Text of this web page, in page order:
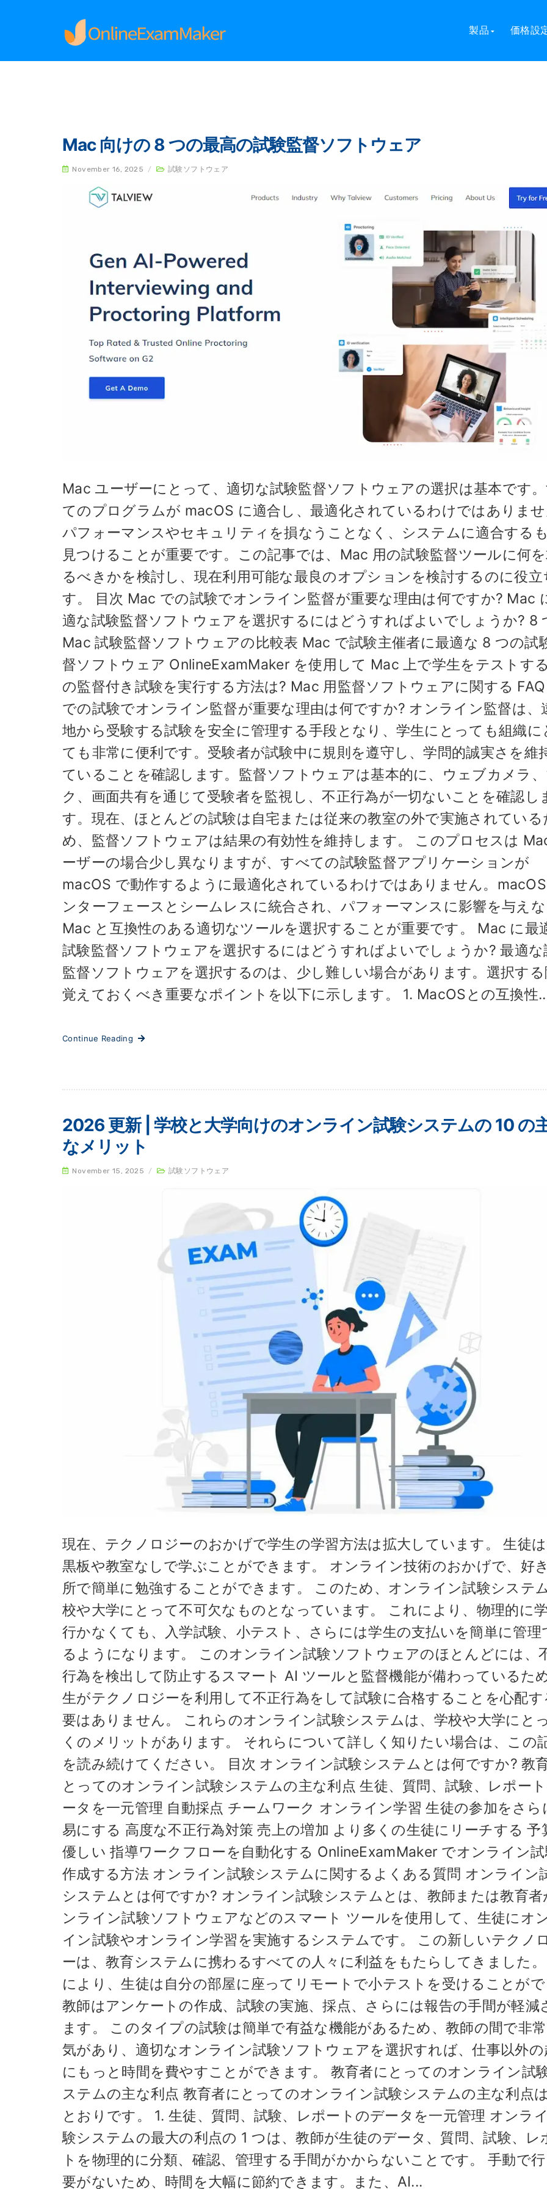
製品 価格設
Home
Mac 向けの 8 つの最高の試験監督ソフトウェア
November 16, 2025 / 試験ソフトウェア
Mac ユーザーにとって、適切な試験監督ソフトウェアの選択は基本です
てのプログラムが macOS に適合し、最適化されているわけではありま
パフォーマンスやセキュリティを損なうことなく、システムに適合する
見つけることが重要です。この記事では、Mac 用の試験監督ツールに何
るべきかを検討し、現在利用可能な最良のオプションを検討するのに役立
す。 目次 Mac での試験でオンライン監督が重要な理由は何ですか? Mac
適な試験監督ソフトウェアを選択するにはどうすればよいでしょうか? 8
Mac 試験監督ソフトウェアの比較表 Mac で試験主催者に最適な 8 つの試
督ソフトウェア OnlineExamMaker を使用して Mac 上で学生をテストす
の監督付き試験を実行する方法は? Mac 用監督ソフトウェアに関する
での試験でオンライン監督が重要な理由は何ですか? オンライン監督は、
地から受験する試験を安全に管理する手段となり、学生にとっても組織に
ても非常に便利です。受験者が試験中に規則を遵守し、学問的誠実さを維
ていることを確認します。監督ソフトウェアは基本的に、ウェブカメラ
ク、画面共有を通じて受験者を監視し、不正行為が一切ないことを確認し
す。現在、ほとんどの試験は自宅または従来の教室の外で実施されている
め、監督ソフトウェアは結果の有効性を維持します。 このプロセスは
ーザーの場合少し異なりますが、すべての試験監督アプリケーションが
macOS で動作するように最適化されているわけではありません。
ンターフェースとシームレスに統合され、パフォーマンスに影響を与え
Mac と互換性のある適切なツールを選択することが重要です。 Mac に最
試験監督ソフトウェアを選択するにはどうすればよいでしょうか? 最適な
監督ソフトウェアを選択するのは、少し難しい場合があります。選択す
覚えておくべき重要なポイントを以下に示します。 1. MacOSとの互換性
Continue Reading
2026 更新 | 学校と大学向けのオンライン試験システムの 10 の
なメリット
November 15, 2025 / 試験ソフトウェア
現在、テクノロジーのおかげで学生の学習方法は拡大しています。 生徒
黒板や教室なしで学ぶことができます。 オンライン技術のおかげで、好
所で簡単に勉強することができます。 このため、オンライン試験システ
校や大学にとって不可欠なものとなっています。 これにより、物理的に
行かなくても、入学試験、小テスト、さらには学生の支払いを簡単に管理
るようになります。 このオンライン試験ソフトウェアのほとんどには、
行為を検出して防止するスマート AI ツールと監督機能が備わっているた
生がテクノロジーを利用して不正行為をして試験に合格することを心配す
要はありません。 これらのオンライン試験システムは、学校や大学にと
くのメリットがあります。 それらについて詳しく知りたい場合は、この
を読み続けてください。 目次 オンライン試験システムとは何ですか? 教
とってのオンライン試験システムの主な利点 生徒、質問、試験、レポー
ータを一元管理 自動採点 チームワーク オンライン学習 生徒の参加をさら
易にする 高度な不正行為対策 売上の増加 より多くの生徒にリーチする 予
優しい 指導ワークフローを自動化する OnlineExamMaker でオンライン
作成する方法 オンライン試験システムに関するよくある質問 オンライン
システムとは何ですか? オンライン試験システムとは、教師または教育者
ンライン試験ソフトウェアなどのスマート ツールを使用して、生徒にオ
イン試験やオンライン学習を実施するシステムです。 この新しいテクノ
ーは、教育システムに携わるすべての人々に利益をもたらしてきました
により、生徒は自分の部屋に座ってリモートで小テストを受けることが
教師はアンケートの作成、試験の実施、採点、さらには報告の手間が軽減
ます。 このタイプの試験は簡単で有益な機能があるため、教師の間で非
気があり、適切なオンライン試験ソフトウェアを選択すれば、仕事以外の
にもっと時間を費やすことができます。 教育者にとってのオンライン試
ステムの主な利点 教育者にとってのオンライン試験システムの主な利点
とおりです。 1. 生徒、質問、試験、レポートのデータを一元管理 オンラ
験システムの最大の利点の 1 つは、教師が生徒のデータ、質問、試験、レ
トを物理的に分類、確認、管理する手間がかからないことです。 手動で
要がないため、時間を大幅に節約できます。また、AI...